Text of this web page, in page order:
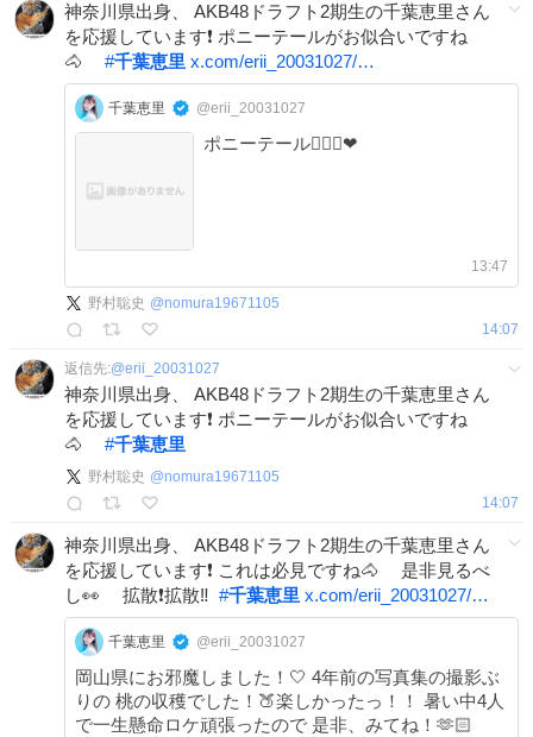
神奈川県出身、 AKB48ドラフト2期生の千葉恵里さん
を応援しています❗️ ポニーテールがお似合いですね
🐴 #千葉恵里 x.com/erii_20031027/…
千葉恵里 @erii_20031027
ポニーテール👱🏻‍♀️❤︎
13:47
野村聡史 @nomura19671105
14:07
返信先:@erii_20031027
神奈川県出身、 AKB48ドラフト2期生の千葉恵里さん
を応援しています❗️ ポニーテールがお似合いですね
🐴 #千葉恵里
野村聡史 @nomura19671105
14:07
神奈川県出身、 AKB48ドラフト2期生の千葉恵里さん
を応援しています❗️ これは必見ですね🐴 是非見るべ
し👀 拡散❗️拡散‼️ #千葉恵里 x.com/erii_20031027/…
千葉恵里 @erii_20031027
岡山県にお邪魔しました！🤍 4年前の写真集の撮影ぶ
りの 桃の収穫でした！🍑楽しかったっ！！ 暑い中4人
で一生懸命ロケ頑張ったので 是非、みてね！🫶🏻